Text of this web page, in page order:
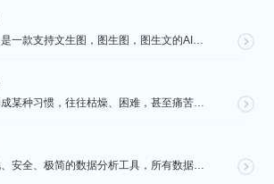
梦幻工坊，是一款支持文生图，图生图，图生文的AI绘图工具，不需要魔法就可以使用各种 AI 工具，也不...
强迫自己养成某种习惯，往往枯燥、困难，甚至痛苦。而喝水种花旨在通过种花这种游戏的方式，让您在养成喝水...
一款本地化、安全、极简的数据分析工具，所有数据处理均在您的设备上完成，绝不离开本地。Windows、...